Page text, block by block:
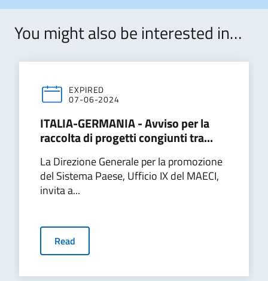
You might also be interested in…
EXPIRED
07-06-2024
ITALIA-GERMANIA - Avviso per la
raccolta di progetti congiunti tra...
La Direzione Generale per la promozione
del Sistema Paese, Ufficio IX del MAECI,
invita a...
Read